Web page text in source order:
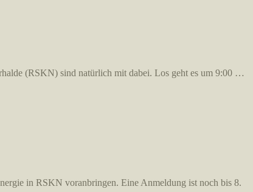
(RSKN) sind natürlich mit dabei. Los geht es um 9:00 …
in RSKN voranbringen. Eine Anmeldung ist noch bis 8.